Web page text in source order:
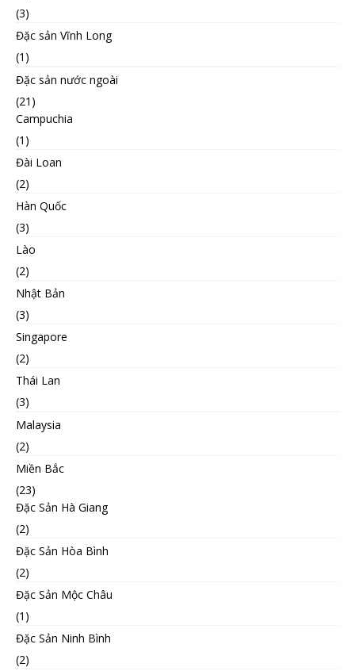
(3)
Đặc sản Vĩnh Long
(1)
Đặc sản nước ngoài
(21)
Campuchia
(1)
Đài Loan
(2)
Hàn Quốc
(3)
Lào
(2)
Nhật Bản
(3)
Singapore
(2)
Thái Lan
(3)
Malaysia
(2)
Miền Bắc
(23)
Đặc Sản Hà Giang
(2)
Đặc Sản Hòa Bình
(2)
Đặc Sản Mộc Châu
(1)
Đặc Sản Ninh Bình
(2)